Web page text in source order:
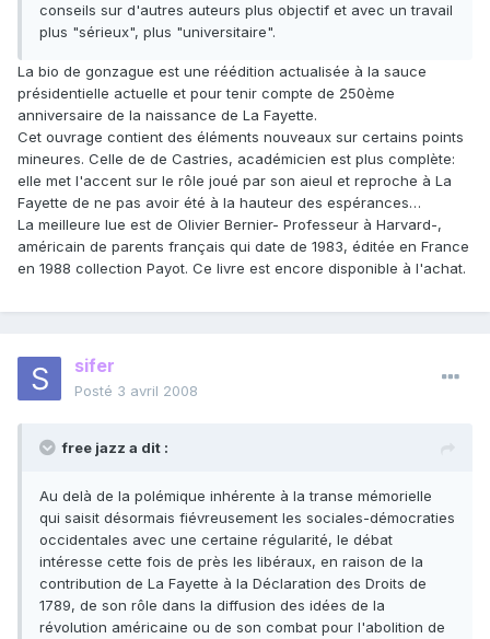
conseils sur d'autres auteurs plus objectif et avec un travail
plus "sérieux", plus "universitaire".
La bio de gonzague est une réédition actualisée à la sauce
présidentielle actuelle et pour tenir compte de 250ème
anniversaire de la naissance de La Fayette.
Cet ouvrage contient des éléments nouveaux sur certains points
mineures. Celle de de Castries, académicien est plus complète:
elle met l'accent sur le rôle joué par son aieul et reproche à La
Fayette de ne pas avoir été à la hauteur des espérances…
La meilleure lue est de Olivier Bernier- Professeur à Harvard-,
américain de parents français qui date de 1983, éditée en France
en 1988 collection Payot. Ce livre est encore disponible à l'achat.
sifer
Posté 3 avril 2008
free jazz a dit :
Au delà de la polémique inhérente à la transe mémorielle
qui saisit désormais fiévreusement les sociales-démocraties
occidentales avec une certaine régularité, le débat
intéresse cette fois de près les libéraux, en raison de la
contribution de La Fayette à la Déclaration des Droits de
1789, de son rôle dans la diffusion des idées de la
révolution américaine ou de son combat pour l'abolition de